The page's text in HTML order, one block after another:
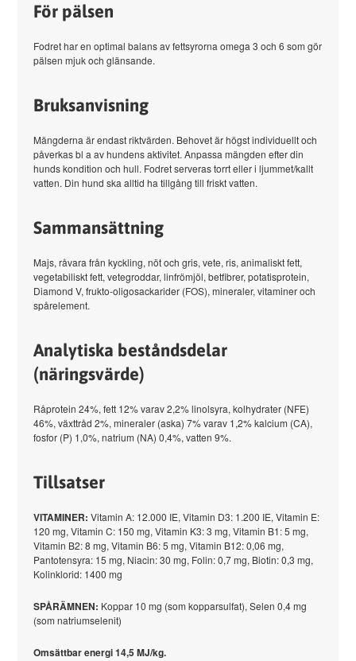
För pälsen
Fodret har en optimal balans av fettsyrorna omega 3 och 6 som gör
pälsen mjuk och glänsande.
Bruksanvisning
Mängderna är endast riktvärden. Behovet är högst individuellt och
påverkas bl a av hundens aktivitet. Anpassa mängden efter din
hunds kondition och hull. Fodret serveras torrt eller i ljummet/kallt
vatten. Din hund ska alltid ha tillgång till friskt vatten.
Sammansättning
Majs, råvara från kyckling, nöt och gris, vete, ris, animaliskt fett,
vegetabiliskt fett, vetegroddar, linfrömjöl, betfibrer, potatisprotein,
Diamond V, frukto-oligosackarider (FOS), mineraler, vitaminer och
spårelement.
Analytiska beståndsdelar
(näringsvärde)
Råprotein 24%, fett 12% varav 2,2% linolsyra, kolhydrater (NFE)
46%, växttråd 2%, mineraler (aska) 7% varav 1,2% kalcium (CA),
fosfor (P) 1,0%, natrium (NA) 0,4%, vatten 9%.
Tillsatser
VITAMINER: Vitamin A: 12.000 IE, Vitamin D3: 1.200 IE, Vitamin E:
120 mg, Vitamin C: 150 mg, Vitamin K3: 3 mg, Vitamin B1: 5 mg,
Vitamin B2: 8 mg, Vitamin B6: 5 mg, Vitamin B12: 0,06 mg,
Pantotensyra: 15 mg, Niacin: 30 mg, Folin: 0,7 mg, Biotin: 0,3 mg,
Kolinklorid: 1400 mg
SPÅRÄMNEN: Koppar 10 mg (som kopparsulfat), Selen 0,4 mg
(som natriumselenit)
Omsättbar energi 14,5 MJ/kg.